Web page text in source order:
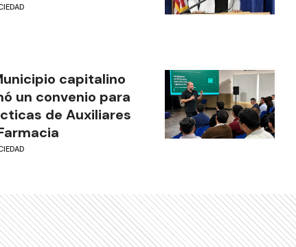
capitalino
un convenio para
de Auxiliares